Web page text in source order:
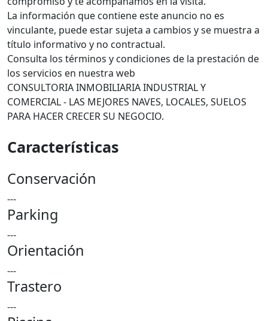
La información que contiene este anuncio no es
vinculante, puede estar sujeta a cambios y se muestra a
título informativo y no contractual.
Consulta los términos y condiciones de la prestación de
los servicios en nuestra web
CONSULTORIA INMOBILIARIA INDUSTRIAL Y
COMERCIAL - LAS MEJORES NAVES, LOCALES, SUELOS
PARA HACER CRECER SU NEGOCIO.
Características
Conservación
---
Parking
---
Orientación
---
Trastero
---